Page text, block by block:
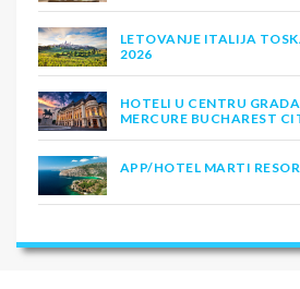
LETOVANJE ITALIJA
2026
HOTELI U CENTRU
MERCURE BUCHAREST
APP/HOTEL MARTI